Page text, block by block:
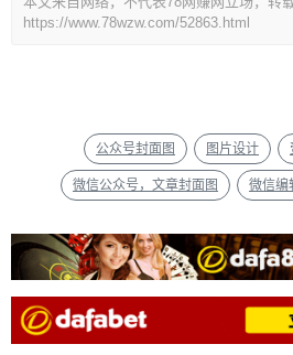
https://www.78wzw.com/52863.html
公众号封面图 图片设计
微信公众号，文章封面图 微信编